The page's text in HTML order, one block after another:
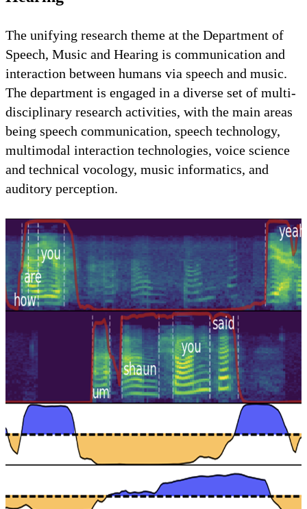
The unifying research theme at the Department of
Speech, Music and Hearing is communication and
interaction between humans via speech and music.
The department is engaged in a diverse set of multi-
disciplinary research activities, with the main areas
being speech communication, speech technology,
multimodal interaction technologies, voice science
and technical vocology, music informatics, and
auditory perception.